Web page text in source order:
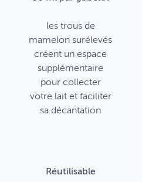
les trous de
mamelon surélevés
créent un espace
supplémentaire
pour collecter
votre lait et faciliter
sa décantation
Réutilisable